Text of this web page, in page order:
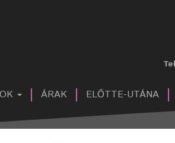
ÁRAK ELŐTTE-UTÁNA